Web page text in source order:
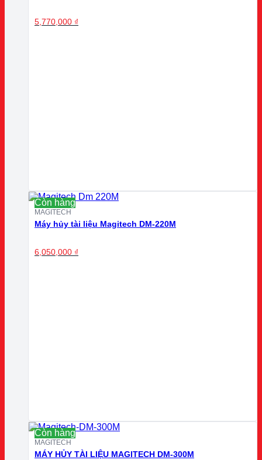
5,770,000 ₫
Còn hàng
MAGITECH
Máy hủy tài liệu Magitech DM-220M
6,050,000 ₫
Còn hàng
MAGITECH
MÁY HỦY TÀI LIỆU MAGITECH DM-300M